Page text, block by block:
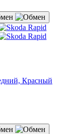
Красный